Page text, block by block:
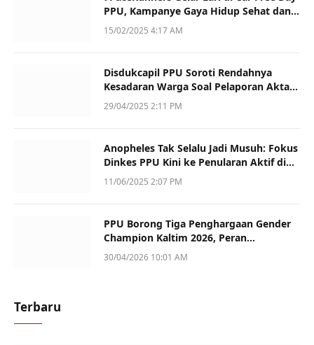
PPU, Kampanye Gaya Hidup Sehat dan
Dukung UMKM
15/02/2025 4:17 AM
Disdukcapil PPU Soroti Rendahnya
Kesadaran Warga Soal Pelaporan Akta
Kematian
29/04/2025 2:11 PM
Anopheles Tak Selalu Jadi Musuh: Fokus
Dinkes PPU Kini ke Penularan Aktif di
Sotek
11/06/2025 2:07 PM
PPU Borong Tiga Penghargaan Gender
Champion Kaltim 2026, Peran
Perempuan Jadi Sorotan
30/04/2026 10:01 AM
Terbaru